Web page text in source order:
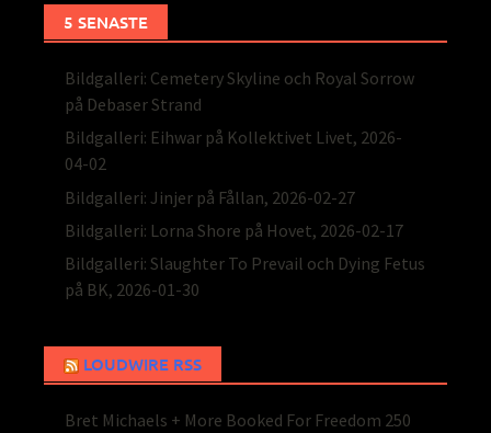
5 SENASTE
Bildgalleri: Cemetery Skyline och Royal Sorrow
på Debaser Strand
Bildgalleri: Eihwar på Kollektivet Livet, 2026-
04-02
Bildgalleri: Jinjer på Fållan, 2026-02-27
Bildgalleri: Lorna Shore på Hovet, 2026-02-17
Bildgalleri: Slaughter To Prevail och Dying Fetus
på BK, 2026-01-30
LOUDWIRE RSS
Bret Michaels + More Booked For Freedom 250